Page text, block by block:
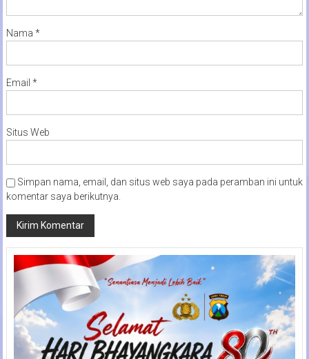
Nama *
Email *
Situs Web
Simpan nama, email, dan situs web saya pada peramban ini untuk
komentar saya berikutnya.